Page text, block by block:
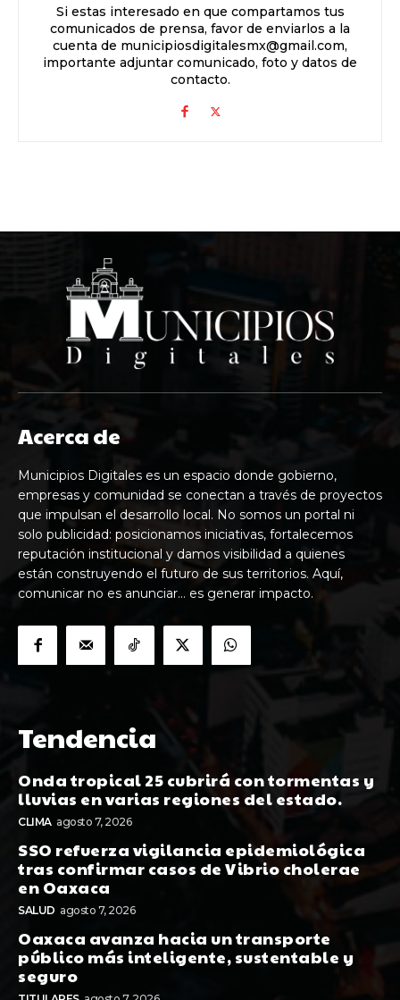
Si estas interesado en que compartamos tus
comunicados de prensa, favor de enviarlos a la
cuenta de municipiosdigitalesmx@gmail.com,
importante adjuntar comunicado, foto y datos de
contacto.
Acerca de
Municipios Digitales es un espacio donde gobierno,
empresas y comunidad se conectan a través de proyectos
que impulsan el desarrollo local. No somos un portal ni
solo publicidad: posicionamos iniciativas, fortalecemos
reputación institucional y damos visibilidad a quienes
están construyendo el futuro de sus territorios. Aquí,
comunicar no es anunciar… es generar impacto.
Tendencia
Onda tropical 25 cubrirá con tormentas y
lluvias en varias regiones del estado.
CLIMA agosto 7, 2026
SSO refuerza vigilancia epidemiológica
tras confirmar casos de Vibrio cholerae
en Oaxaca
SALUD agosto 7, 2026
Oaxaca avanza hacia un transporte
público más inteligente, sustentable y
seguro